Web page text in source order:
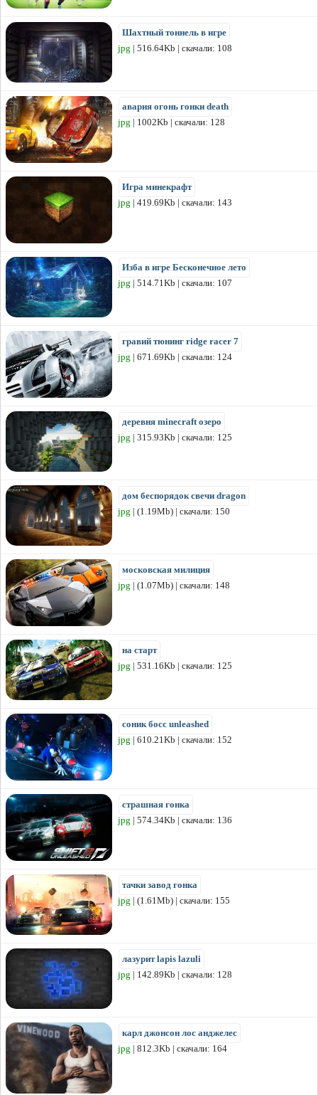
Шахтный тоннель в игре
jpg | 516.64Kb | скачали: 108
авария огонь гонки death
jpg | 1002Kb | скачали: 128
Игра минекрафт
jpg | 419.69Kb | скачали: 143
Изба в игре Бесконечное лето
jpg | 514.71Kb | скачали: 107
гравий тюнинг ridge racer 7
jpg | 671.69Kb | скачали: 124
деревня minecraft озеро
jpg | 315.93Kb | скачали: 125
дом беспорядок свечи dragon
jpg | (1.19Mb) | скачали: 150
московская милиция
jpg | (1.07Mb) | скачали: 148
на старт
jpg | 531.16Kb | скачали: 125
соник босс unleashed
jpg | 610.21Kb | скачали: 152
страшная гонка
jpg | 574.34Kb | скачали: 136
тачки завод гонка
jpg | (1.61Mb) | скачали: 155
лазурит lapis lazuli
jpg | 142.89Kb | скачали: 128
карл джонсон лос анджелес
jpg | 812.3Kb | скачали: 164